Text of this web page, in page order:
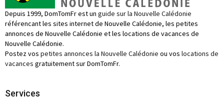
Depuis 1999, DomTomFr est un guide sur la Nouvelle Calédonie
référencant les sites internet de Nouvelle Calédonie, les petites
annonces de Nouvelle Calédonie et les locations de vacances de
Nouvelle Calédonie.
Postez vos petites annonces la Nouvelle Calédonie ou vos locations de
vacances gratuitement sur DomTomFr.
Services